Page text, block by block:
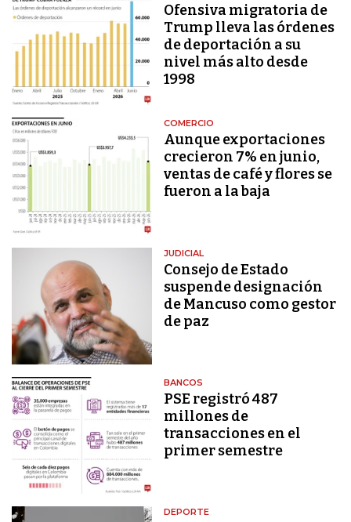
Ofensiva migratoria de
Trump lleva las órdenes
de deportación a su
nivel más alto desde
1998
COMERCIO
Aunque exportaciones
crecieron 7% en junio,
ventas de café y flores se
fueron a la baja
JUDICIAL
Consejo de Estado
suspende designación
de Mancuso como gestor
de paz
BANCOS
PSE registró 487
millones de
transacciones en el
primer semestre
DEPORTE